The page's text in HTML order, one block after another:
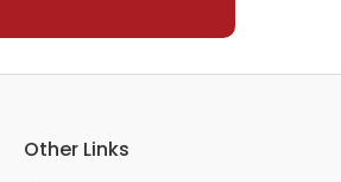
Other Links